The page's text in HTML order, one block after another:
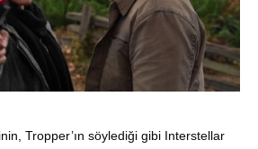
Tropper’ın söylediği gibi Interstellar